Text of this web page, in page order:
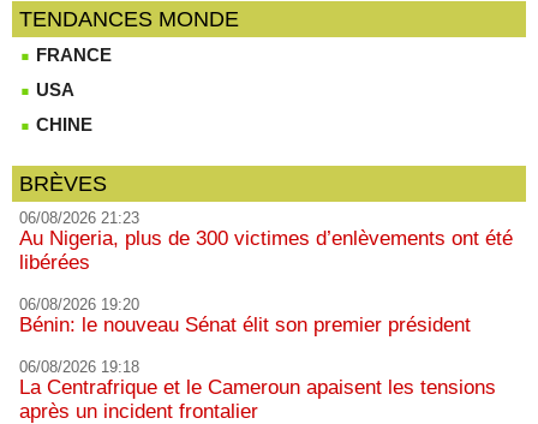
TENDANCES MONDE
FRANCE
USA
CHINE
BRÈVES
06/08/2026 21:23
Au Nigeria, plus de 300 victimes d’enlèvements ont été
libérées
06/08/2026 19:20
Bénin: le nouveau Sénat élit son premier président
06/08/2026 19:18
La Centrafrique et le Cameroun apaisent les tensions
après un incident frontalier